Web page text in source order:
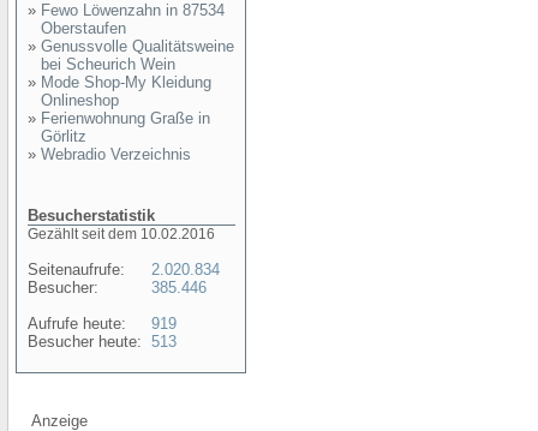
» Fewo Löwenzahn in 87534
Oberstaufen
» Genussvolle Qualitätsweine
bei Scheurich Wein
» Mode Shop-My Kleidung
Onlineshop
» Ferienwohnung Graße in
Görlitz
» Webradio Verzeichnis
Besucherstatistik
Gezählt seit dem 10.02.2016
Seitenaufrufe:
Besucher:
Aufrufe heute:
Besucher heute:
2.020.834
385.446
919
513
Anzeige